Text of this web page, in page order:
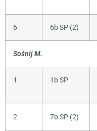
6 6b SP (2)
Sośnij M.
1 1b SP
2 7b SP (2)